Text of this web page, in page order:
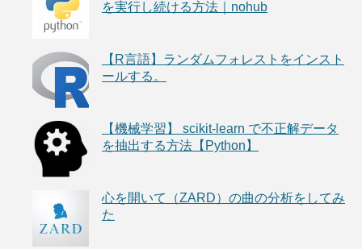
を実行し続ける方法｜nohub
【R言語】ランダムフォレストをインスト
ールする。
【機械学習】 scikit-learn で不正解データ
を抽出する方法【Python】
心を開いて（ZARD）の曲の分析をしてみ
た